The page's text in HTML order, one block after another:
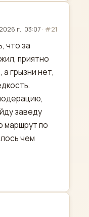
г., 03:07 · #21
что за
приятно
грызни нет,
заведу
маршрут по
чем